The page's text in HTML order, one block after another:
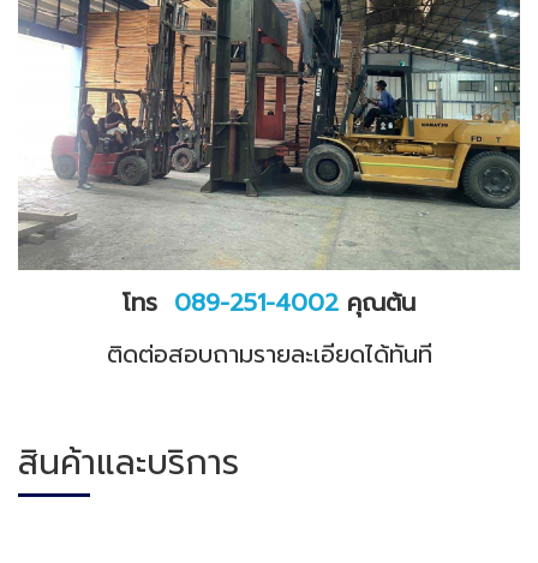
โทร 089-251-4002 คุณต้น
ติดต่อสอบถามรายละเอียดได้ทันที
สินค้าและบริการ